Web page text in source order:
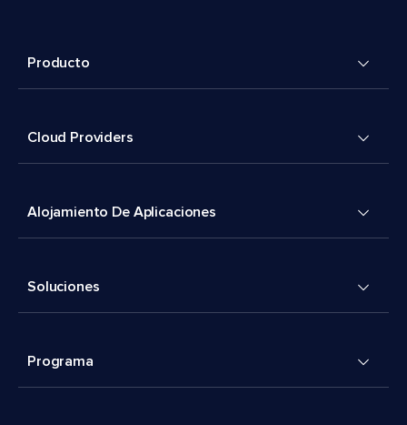
Producto
Cloud Providers
Alojamiento De Aplicaciones
Soluciones
Programa